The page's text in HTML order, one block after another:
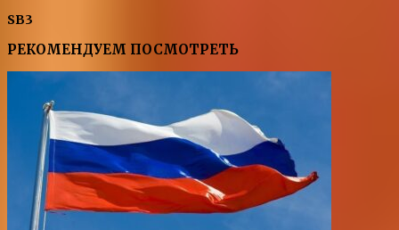
SB3
РЕКОМЕНДУЕМ ПОСМОТРЕТЬ